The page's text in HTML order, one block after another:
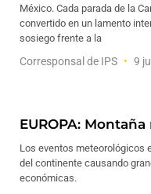
México. Cada parada de la
convertido en un lamento
sosiego frente a la
Corresponsal de IPS 9
EUROPA:
Los eventos meteorológicos
del continente causando
económicas.